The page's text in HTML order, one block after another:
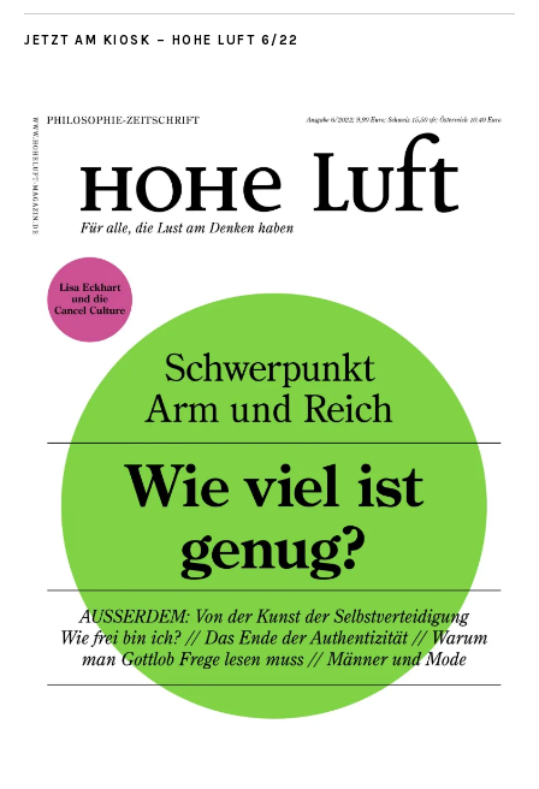
JETZT AM KIOSK – HOHE LUFT 6/22